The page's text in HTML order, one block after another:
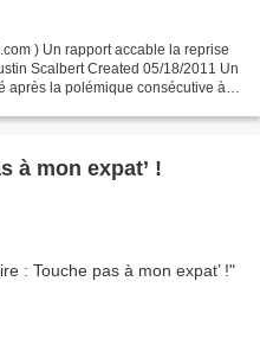
) Un rapport accable la reprise
Scalbert Created 05/18/2011 Un
après la polémique consécutive à la
à mon expat’ !